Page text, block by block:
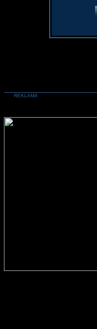
REKLAMA